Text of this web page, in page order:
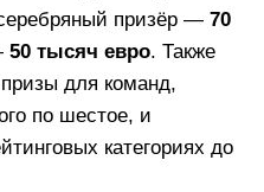
призёр — 70
50 тысяч евро. Также
для команд,
по шестое, и
категориях до